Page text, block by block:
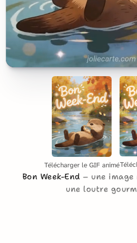
Télécharger le GIF animé
Bon Week-End
une image
une loutre